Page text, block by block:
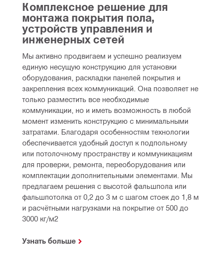
Комплексное решение для
монтажа покрытия пола,
устройств управления и
инженерных сетей
Мы активно продвигаем и успешно реализуем
единую несущую конструкцию для установки
оборудования, раскладки панелей покрытия и
закрепления всех коммуникаций. Она позволяет не
только разместить все необходимые
коммуникации, но и иметь возможность в любой
момент изменить конструкцию с минимальными
затратами. Благодаря особенностям технологии
обеспечивается удобный доступ к подпольному
или потолочному пространству и коммуникациям
для проверки, ремонта, переоборудования или
комплектации дополнительными элементами. Мы
предлагаем решения с высотой фальшпола или
фальшпотолка от 0,2 до 3 м с шагом стоек до 1,8 м
и расчётными нагрузками на покрытие от 500 до
3000 кг/м2
Узнать больше